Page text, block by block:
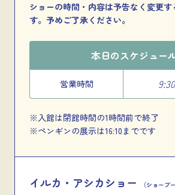
ショーの時間・内容は予告なく変更す
す。予めご了承ください。
本日のスケジュー
営業時間
※入館は閉館時間の1時間前で終了
※ペンギンの展示は16:10までです
イルカ・アシカショー （ショープ